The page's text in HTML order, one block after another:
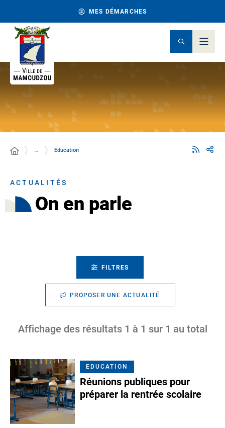
MES DÉMARCHES
… Education
ACTUALITÉS
On en parle
FILTRES
PROPOSER UNE ACTUALITÉ
Affichage des résultats 1 à 1 sur 1 au total
EDUCATION
Réunions publiques pour
préparer la rentrée scolaire